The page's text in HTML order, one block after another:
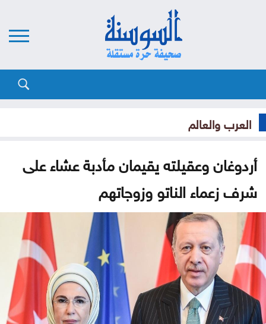
العرب والعالم
أردوغان وعقيلته يقيمان مأدبة عشاء على
شرف زعماء الناتو وزوجاتهم